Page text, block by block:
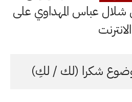
شلال عباس المهداوي على
الانترنت
شكرا (لك / لكِ)